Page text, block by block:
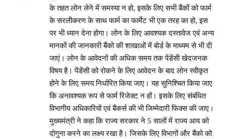
के तहत लोन लेने में समस्या न हो, इसके लिए सभी बैंकों को फार्म
के सरलीकरण के साथ फार्म का फार्मेट भी एक तरह का हो, इस
पर भी ध्यान देना होगा। लोन के लिए आवश्यक दस्तावेज एवं अन्य
मानकों की जानकारी बैंको की शाखाओं में बोर्ड के माध्यम से भी दी
जाएं। लोन के आवेदनों की अधिक समय तक पेंडेंसी खेदजनक
विषय है। पेंडेंसी को रोकने के लिए आवेदन के बाद लोन स्वीकृत
होने के लिए समय निर्धारित किया जाए। यह सुनिश्चित किया जाए
कि अनावश्यक रूप से फार्म रिजेक्ट न हों। इसके लिए संबंधित
विभागीय अधिकारियों एवं बैंकर्स की भी जिम्मेदारी फिक्स की जाए।
मुख्यमंत्री ने कहा कि राज्य सरकार ने 5 सालों में राज्य आय को
दोगुना करने का लक्ष्य रखा है। जिसके लिए विभागों और बैंको को